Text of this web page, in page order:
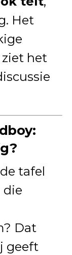
Het
het
tafel
die
Dat
geeft